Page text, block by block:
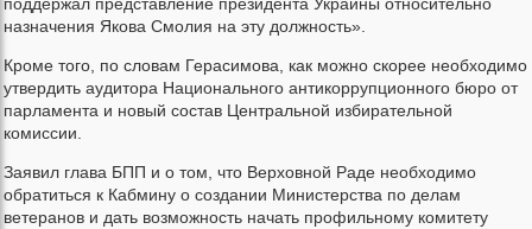
назначения Якова Смолия на эту должность».
Кроме того, по словам Герасимова, как можно скорее необходимо
утвердить аудитора Национального антикоррупционного бюро от
парламента и новый состав Центральной избирательной
комиссии.
Заявил глава БПП и о том, что Верховной Раде необходимо
обратиться к Кабмину о создании Министерства по делам
ветеранов и дать возможность начать профильному комитету